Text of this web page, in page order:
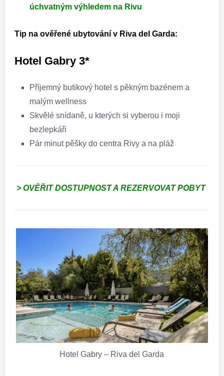
úchvatným výhledem na Rivu
Tip na ověřené ubytování v Riva del Garda:
Hotel Gabry 3*
Příjemný butikový hotel s pěkným bazénem a
malým wellness
Skvělé snídaně, u kterých si vyberou i moji
bezlepkáři
Pár minut pěšky do centra Rivy a na pláž
> OVĚŘIT DOSTUPNOST A REZERVOVAT POBYT
Hotel Gabry – Riva del Garda